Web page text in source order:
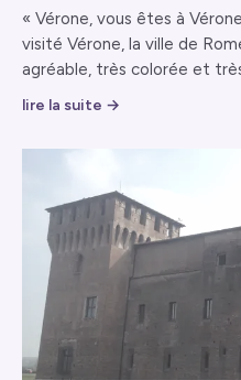
« Vérone, vous êtes à
visité Vérone, la ville de
agréable, très colorée et
lire la suite →